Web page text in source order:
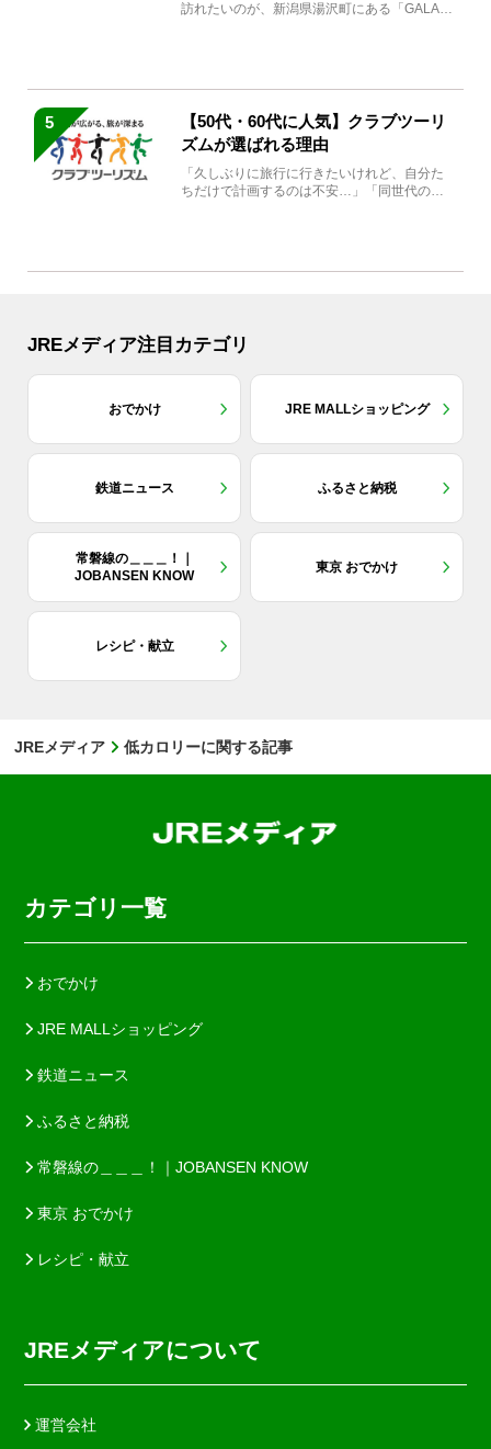
訪れたいのが、新潟県湯沢町にある「GALA湯
5
【50代・60代に人気】クラブツーリ
ズムが選ばれる理由
「久しぶりに旅行に行きたいけれど、自分た
ちだけで計画するのは不安…」「同世代の方
JREメディア注目カテゴリ
おでかけ JRE MALLショッピング
鉄道ニュース ふるさと納税
常磐線の＿＿＿！｜
JOBANSEN KNOW
東京 おでかけ
レシピ・献立
JREメディア 低カロリーに関する記事
カテゴリ一覧
おでかけ
JRE MALLショッピング
鉄道ニュース
ふるさと納税
常磐線の＿＿＿！｜JOBANSEN KNOW
東京 おでかけ
レシピ・献立
JREメディアについて
運営会社